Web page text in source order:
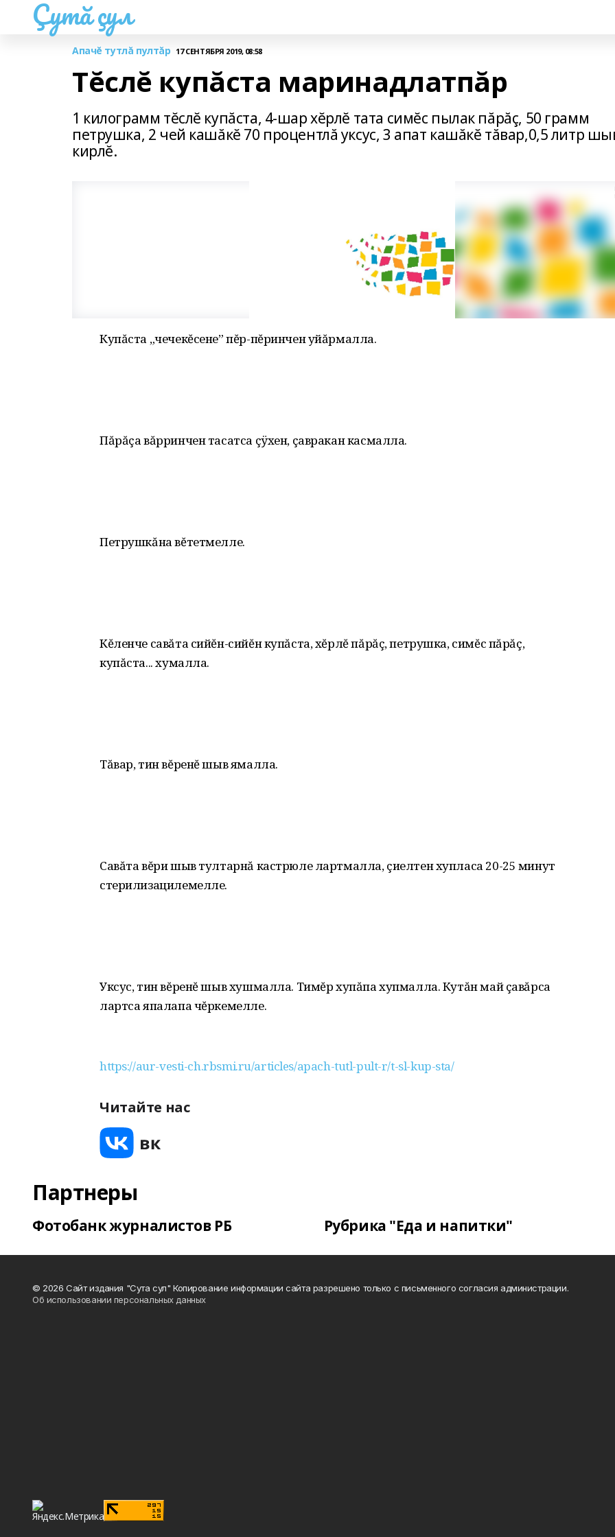
Çутă çул
Апачĕ тутлă пултăр 17 СЕНТЯБРЯ 2019, 08:58
Тĕслĕ купăста маринадлатпăр
1 килограмм тĕслĕ купăста, 4-шар хĕрлĕ тата симĕс пылак пăрăç, 50 грамм
петрушка, 2 чей кашăкĕ 70 процентлă уксус, 3 апат кашăкĕ тăвар,0,5 литр
кирлĕ.
Купăста „чечекĕсене” пĕр-пĕринчен уйăрмалла.
Пăрăçа вăрринчен тасатса çÿхен, çавракан касмалла.
Петрушкăна вĕтетмелле.
Кĕленче савăта сийĕн-сийĕн купăста, хĕрлĕ пăрăç, петрушка, симĕс пăрăç,
купăста... хумалла.
Тăвар, тин вĕренĕ шыв ямалла.
Савăта вĕри шыв тултарнă кастрюле лартмалла, çиелтен хупласа 20-25 минут
стерилизацилемелле.
Уксус, тин вĕренĕ шыв хушмалла. Тимĕр хупăпа хупмалла. Кутăн май çавăрса
лартса япалапа чĕркемелле.
https://aur-vesti-ch.rbsmi.ru/articles/apach-tutl-pult-r/t-sl-kup-sta/
Читайте нас
Партнеры
Фотобанк журналистов РБ Рубрика "Еда и напитки"
© 2026 Сайт издания "Сута сул" Копирование информации сайта разрешено только с письменного согласия администрации.
Об использовании персональных данных